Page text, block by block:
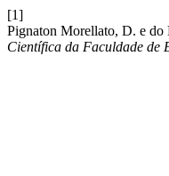
[1]
Pignaton Morellato, D. e
Científica da Faculdade de